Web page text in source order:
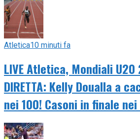
Atletica10 minuti fa
LIVE Atletica, Mondiali U20
DIRETTA: Kelly Doualla a
nei 100! Casoni in finale nei